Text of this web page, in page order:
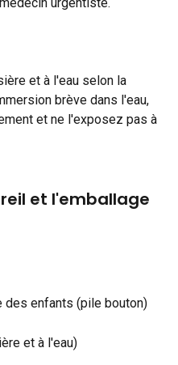
et à l'eau selon la
brève dans l'eau,
et ne l'exposez pas à
et l'emballage
des enfants (pile bouton)
et à l'eau)